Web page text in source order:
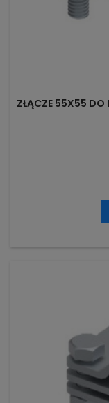
ZŁĄCZE 55X55 DO